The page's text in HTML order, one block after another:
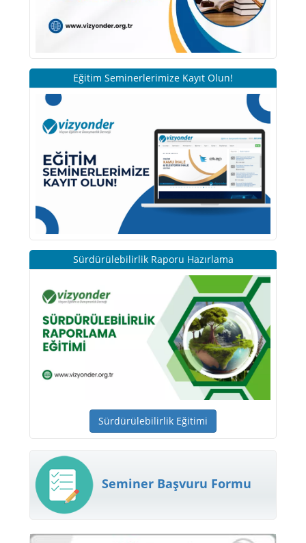
Eğitim Seminerlerimize Kayıt Olun!
Sürdürülebilirlik Raporu Hazırlama
Sürdürülebilirlik Eğitimi
Seminer Başvuru Formu